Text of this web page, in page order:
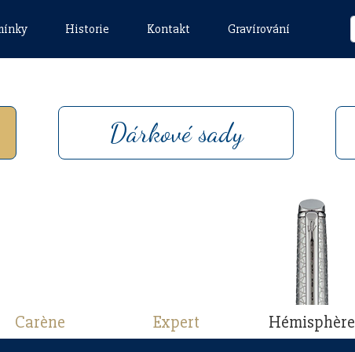
Historie Kontakt Gravírování
Dárkové sady
Carène Expert Hémisphère